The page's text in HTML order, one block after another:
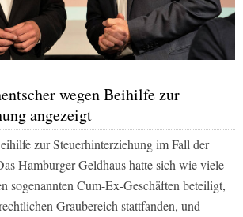
wegen Beihilfe zur
angezeigt
zur Steuerhinterziehung im Fall der
Hamburger Geldhaus hatte sich wie viele
sogenannten Cum-Ex-Geschäften beteiligt,
Graubereich stattfanden, und